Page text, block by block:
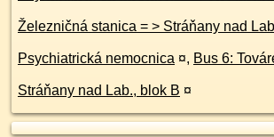
Železničná stanica = > Stráňany nad Lab., V3 = >
Psychiatrická nemocnica ¤, Bus 6:
Stráňany nad Lab., blok B ¤